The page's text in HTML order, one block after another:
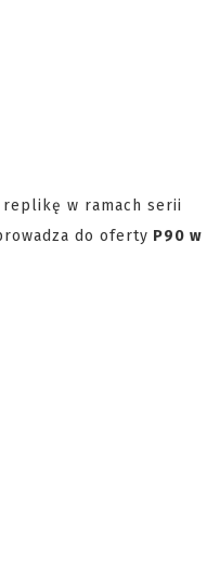
w ramach serii
do oferty P90 w